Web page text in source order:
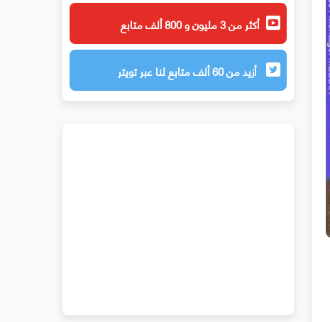
أكثر من 3 مليون و 800 ألف متابع
أزيد من 60 ألف متابع لنا عبر تويتر